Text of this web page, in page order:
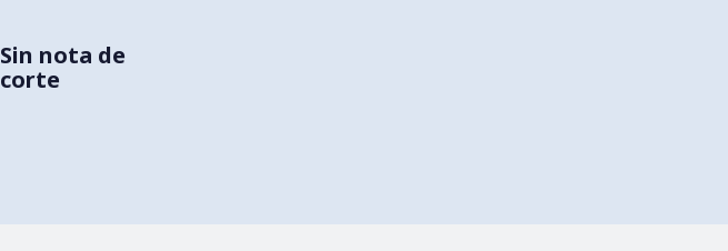
Sin nota de
corte